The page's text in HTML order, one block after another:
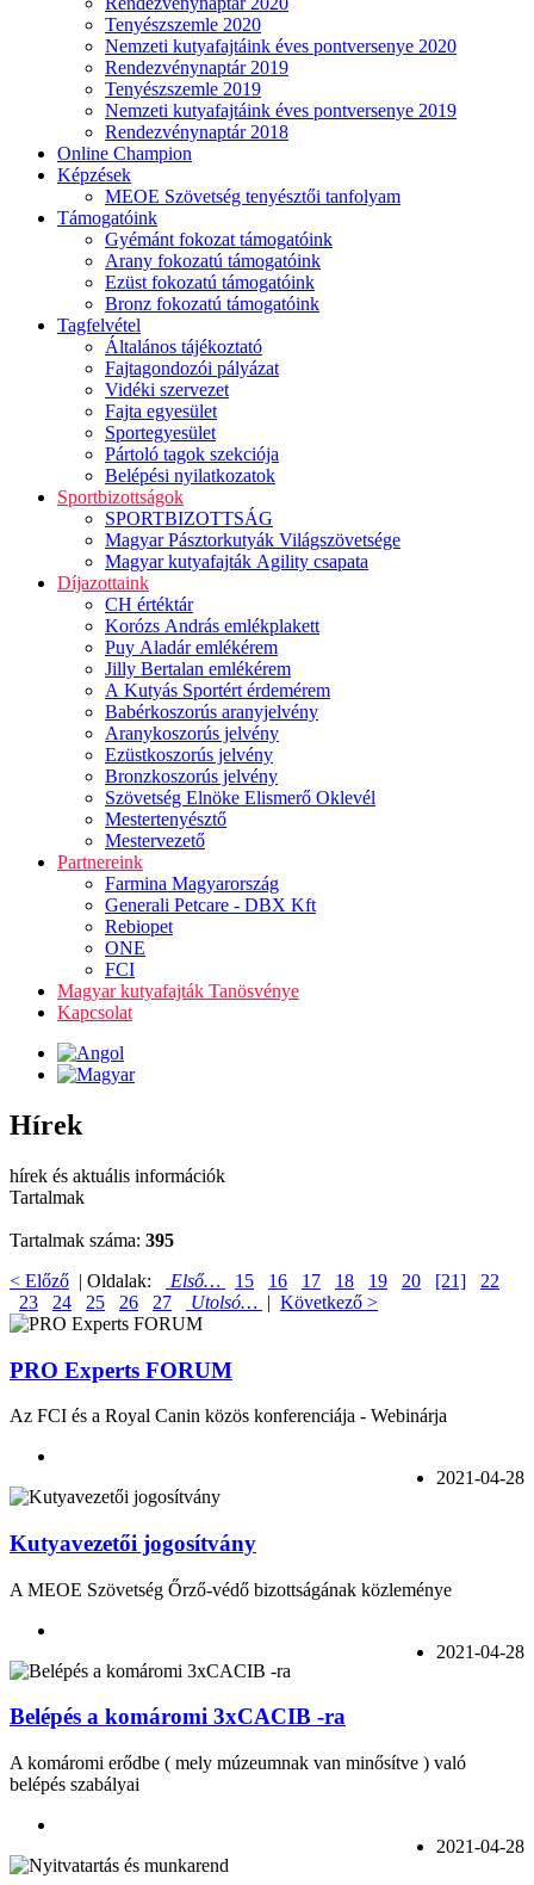
Tenyészszemle 2020
Nemzeti kutyafajtáink éves pontversenye 2020
Rendezvénynaptár 2019
Tenyészszemle 2019
Nemzeti kutyafajtáink éves pontversenye 2019
Rendezvénynaptár 2018
Online Champion
Képzések
MEOE Szövetség tenyésztői tanfolyam
Támogatóink
Gyémánt fokozat támogatóink
Arany fokozatú támogatóink
Ezüst fokozatú támogatóink
Bronz fokozatú támogatóink
Tagfelvétel
Általános tájékoztató
Fajtagondozói pályázat
Vidéki szervezet
Fajta egyesület
Sportegyesület
Pártoló tagok szekciója
Belépési nyilatkozatok
Sportbizottságok
SPORTBIZOTTSÁG
Magyar Pásztorkutyák Világszövetsége
Magyar kutyafajták Agility csapata
Díjazottaink
CH értéktár
Korózs András emlékplakett
Puy Aladár emlékérem
Jilly Bertalan emlékérem
A Kutyás Sportért érdemérem
Babérkoszorús aranyjelvény
Aranykoszorús jelvény
Ezüstkoszorús jelvény
Bronzkoszorús jelvény
Szövetség Elnöke Elismerő Oklevél
Mestertenyésztő
Mestervezető
Partnereink
Farmina Magyarország
Generali Petcare - DBX Kft
Rebiopet
ONE
FCI
Magyar kutyafajták Tanösvénye
Kapcsolat
Hírek
hírek és aktuális információk
Tartalmak
Tartalmak száma: 395
< Előző | Oldalak: Első… 15 16 17 18 19 20 [21]
22
23
24 25 26 27 Utolsó… | Következő >
PRO Experts FORUM
Az FCI és a Royal Canin közös konferenciája - Webinárja
2021-04-28
Kutyavezetői jogosítvány
A MEOE Szövetség Őrző-védő bizottságának közleménye
2021-04-28
Belépés a komáromi 3xCACIB -ra
A komáromi erődbe ( mely múzeumnak van minősítve ) való
belépés szabályai
2021-04-28